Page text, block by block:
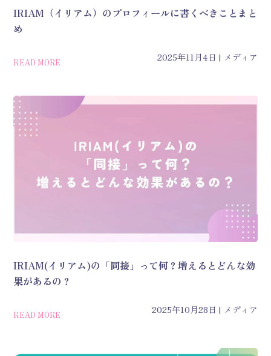
2025年11月4日 メディア
IRIAM（イリアム）のプロフィールに書くべきことまと
め
READ MORE
2025年10月28日 メディア
IRIAM(イリアム)の「同接」って何？増えるとどんな効
果があるの？
READ MORE